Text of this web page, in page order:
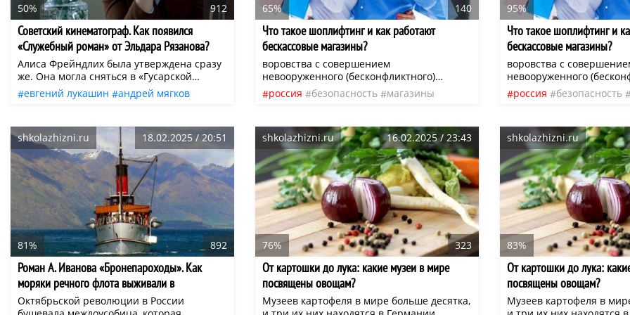
50% 912
Советский кинематограф. Как появился
«Служебный роман» от Эльдара Рязанова?
Алиса Фрейндлих была утверждена сразу
же. Она могла сняться в «Гусарской
балладе», «Зигзаге удачи» и «Иронии
судьбы», но по разным причинам ей это
романа», то Эльдар Александрович
решил, что главную роль — Людмилы
Прокофьевны Калугиной — на этот раз
точно должна исполнять Алиса
Фрейндлих.
евгений лукашин
андрей мягков
анатолий ефремович новосельцев
эльдар александрович
советское кино
«служебный роман»
65% 140
Что такое шоплифтинг и как работают
бескассовые магазины?
воровства с совершением
невооруженного (бесконфликтного)
хищения в точке розничной торговли.
Определение шоплифтинг «приклеилось»
присваивающим товары, так и к
магазинам такой организационной
формы. От незнания под шоплифтером
подразумевают и то, и другое.
россия безопасность магазины
95%
Что такое шоплифтинг и
бескассовые магазины?
воровства с
невооруженного
хищения в точке
Определение
присваивающим
магазинам такой
формы. От незнания
подразумевают и то, и
россия безопасность
shkolazhizni.ru 18.02.2025 / 20:51
81% 892
Роман А. Иванова «Бронепароходы». Как
моряки речного флота выживали в
чудовищном шторме Гражданской войны?
Октябрьской революции в России
shkolazhizni.ru 16.02.2025 / 23:43
76% 323
От картошки до лука: какие музеи в мире
посвящены овощам?
Музеев картофеля в мире больше десятка,
shkolazhizni.ru
83%
От картошки до лука:
посвящены овощам?
Музеев картофеля в